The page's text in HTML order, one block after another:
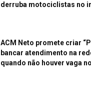
derruba motociclistas no
ACM Neto promete criar
bancar atendimento na
quando não houver vaga